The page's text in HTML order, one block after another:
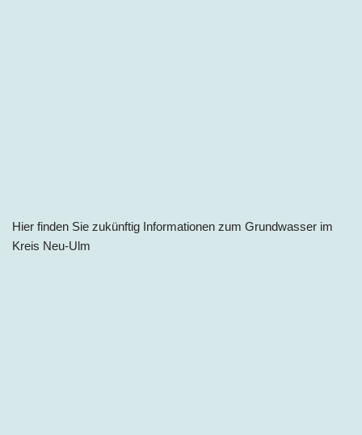
Hier finden Sie zukünftig Informationen zum Grundwasser im
Kreis Neu-Ulm